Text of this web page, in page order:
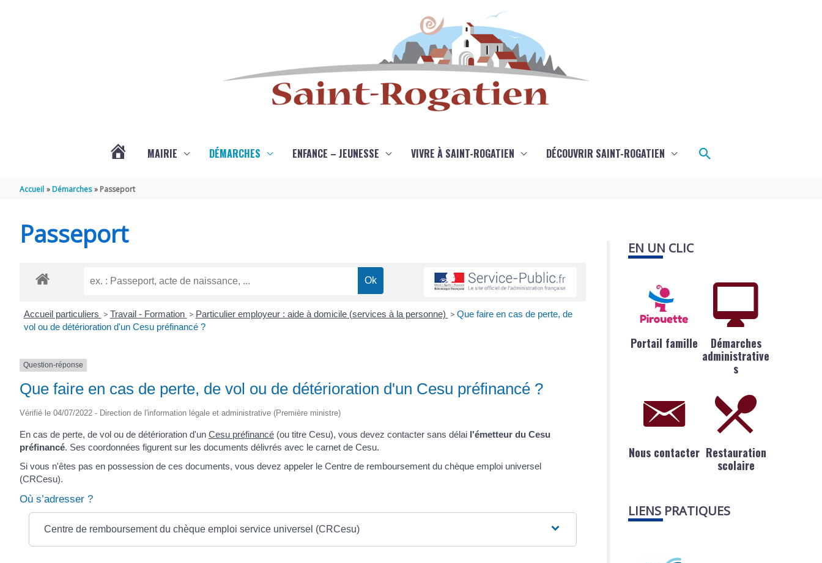
ROGATIEN
MAIRIE DÉMARCHES ENFANCE – JEUNESSE VIVRE À SAINT-ROGATIEN DÉCOUVRIR SAINT-ROGATIEN Rechercher
Accueil Démarches Passeport
Passeport
Accueil particuliers > Travail - Formation > Particulier employeur : aide à domicile (services à la personne) > Que faire en cas de perte, de
vol ou de détérioration d'un Cesu préfinancé ?
Question-réponse
Que faire en cas de perte, de vol ou de détérioration d'un Cesu préfinancé ?
Vérifié le 04/07/2022 - Direction de l'information légale et administrative (Première ministre)
En cas de perte, de vol ou de détérioration d'un Cesu préfinancé (ou titre Cesu), vous devez contacter sans délai l'émetteur du Cesu
préfinancé. Ses coordonnées figurent sur les documents délivrés avec le carnet de Cesu.
Si vous n'êtes pas en possession de ces documents, vous devez appeler le Centre de remboursement du chèque emploi universel
(CRCesu).
Où s’adresser ?
Centre de remboursement du chèque emploi service universel (CRCesu)
EN UN CLIC
Portail famille
Démarches
administrative
s
Nous contacter Restauration
scolaire
LIENS PRATIQUES